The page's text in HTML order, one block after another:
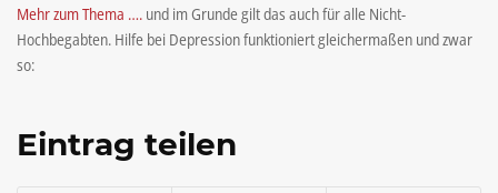
Mehr zum Thema …. und im Grunde gilt das auch für alle Nicht-
Hochbegabten. Hilfe bei Depression funktioniert gleichermaßen und zwar
so:
Eintrag teilen